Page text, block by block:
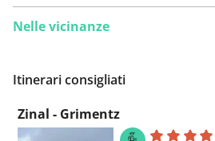
Nelle vicinanze
Itinerari consigliati
Zinal - Grimentz